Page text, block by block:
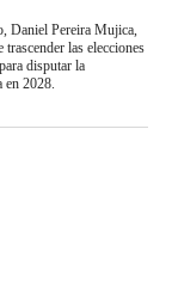
Daniel Pereira Mujica,
las elecciones
disputar la
en 2028.